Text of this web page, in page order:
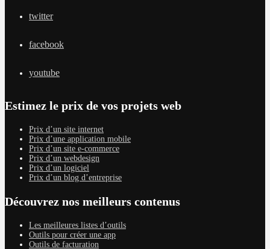
twitter
facebook
youtube
Estimez le prix de vos projets web
Prix d’un site internet
Prix d’une application mobile
Prix d’un site e-commerce
Prix d’un webdesign
Prix d’un logiciel
Prix d’un blog d’entreprise
Découvrez nos meilleurs contenus
Les meilleures listes d’outils
Outils pour créer une app
Outils de facturation